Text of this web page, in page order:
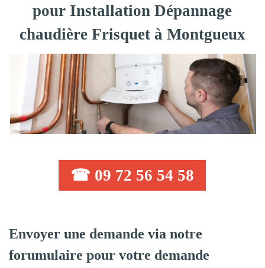
pour Installation Dépannage
chaudière Frisquet à Montgueux
☎ 09 72 56 54 58
Envoyer une demande via notre
forumulaire pour votre demande